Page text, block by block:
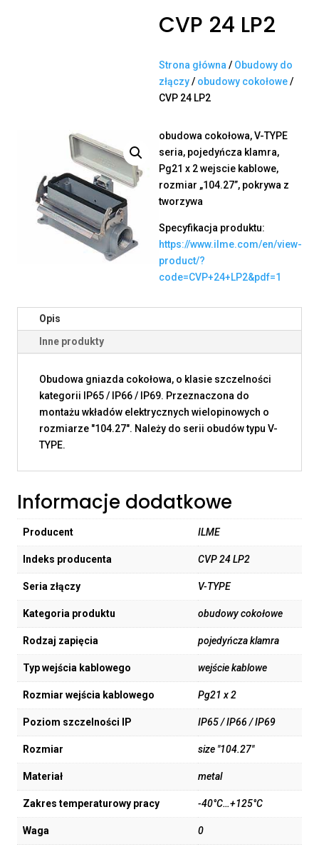
CVP 24 LP2
Strona główna / Obudowy do
złączy/ obudowy cokołowe/
CVP 24 LP2
obudowa cokołowa, V-TYPE
seria, pojedyńcza klamra,
Pg21 x 2 wejscie kablowe,
rozmiar „104.27”, pokrywa z
tworzywa
Specyfikacja produktu:
https://www.ilme.com/en/view-
product/?
code=CVP+24+LP2&pdf=1
Opis
Inne produkty
Obudowa gniazda cokołowa, o klasie szczelności
kategorii IP65 / IP66 / IP69. Przeznaczona do
montażu wkładów elektrycznych wielopinowych o
rozmiarze "104.27". Należy do serii obudów typu V-
TYPE.
Informacje dodatkowe
Producent ILME
Indeks producenta CVP 24 LP2
Seria złączy V-TYPE
Kategoria produktu obudowy cokołowe
Rodzaj zapięcia pojedyńcza klamra
Typ wejścia kablowego wejście kablowe
Rozmiar wejścia kablowego Pg21 x 2
Poziom szczelności IP IP65 / IP66 / IP69
Rozmiar size "104.27"
Materiał metal
Zakres temperaturowy pracy -40°C…+125°C
Waga 0